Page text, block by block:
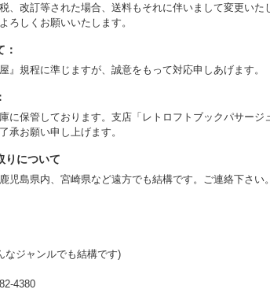
、改訂等された場合、送料もそれに伴いまして変更いた
ろしくお願いいたします。
：
』規程に準じますが、誠意をもって対応申しあげます。
に保管しております。支店「レトロフトブックパサー
承お願い申し上げます。
りについて
児島県内、宮崎県など遠方でも結構です。ご連絡下さい。
なジャンルでも結構です)
4380